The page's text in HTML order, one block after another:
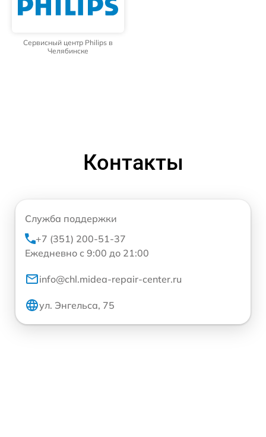
Сервисный центр Philips в
Челябинске
Контакты
Служба поддержки
+7 (351) 200-51-37
Ежедневно с 9:00 до 21:00
info@chl.midea-repair-center.ru
ул. Энгельса, 75